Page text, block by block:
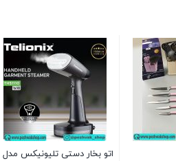
اتو بخار دستی تلیونیکس مدل